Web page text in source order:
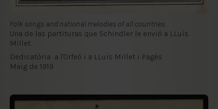
Folk songs and national melodies of all countries.
Una de las partituras que Schindler le envió a LLuís
Millet.
Dedicatòria a l'Orfeó i a LLuís Millet i Pagès
Maig de 1919